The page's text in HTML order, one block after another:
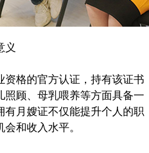
义
格的官方认证，持有该证书
照顾、母乳喂养等方面具备一
有月嫂证不仅能提升个人的职
和收入水平。